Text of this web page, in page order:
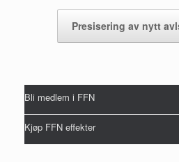
Presisering av nytt
Bli medlem i FFN
Kjøp FFN effekter